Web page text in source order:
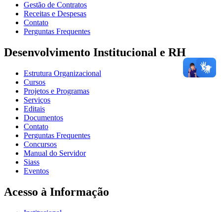
Gestão de Contratos
Receitas e Despesas
Contato
Perguntas Frequentes
Desenvolvimento Institucional e RH
Estrutura Organizacional
Cursos
Projetos e Programas
Serviços
Editais
Documentos
Contato
Perguntas Frequentes
Concursos
Manual do Servidor
Siass
Eventos
Acesso à Informação